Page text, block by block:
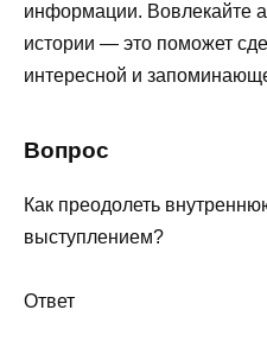
информации. Вовлекайте
истории — это поможет
интересной и
Вопрос
Как преодолеть
выступлением?
Ответ